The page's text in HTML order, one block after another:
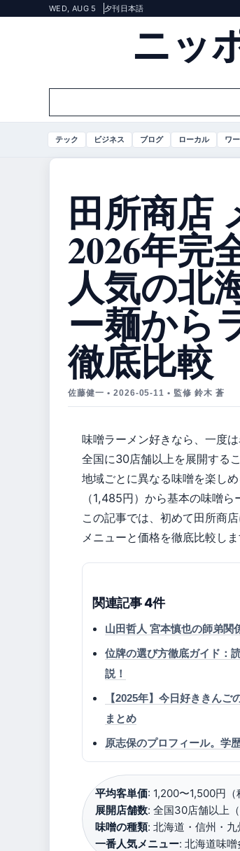
WED, AUG 5 夕刊 日本語
ニッ
テック ビジネス ブログ ローカル ワ
田所商店
2026年完
人気の北
ー麺から
徹底比較
佐藤健一 • 2026-05-11 • 監修 鈴木 蒼
味噌ラーメン好きなら、一度
全国に30店舗以上を展開する
地域ごとに異なる味噌を楽し
（1,485円）から基本の味噌
この記事では、初めて田所商
メニューと価格を徹底比較しま
関連記事 4件
山田哲人 宮本慎也の師弟関
位牌の選び方徹底ガイド：
説！
【2025年】今日好ききん
まとめ
原志保のプロフィール。学
平均客単価: 1,200〜1,500円（
展開店舗数: 全国30店舗以上
味噌の種類: 北海道・信州・九
一番人気メニュー: 北海道味噌